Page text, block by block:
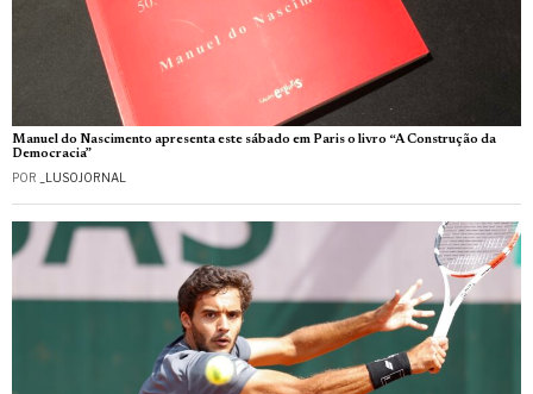
Manuel do Nascimento apresenta este sábado em Paris o livro “A Construção da
Democracia”
POR _LUSOJORNAL